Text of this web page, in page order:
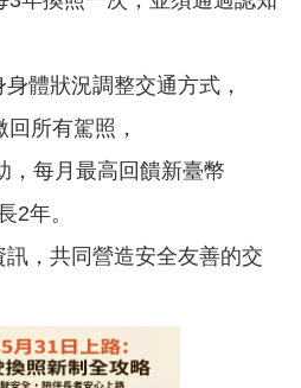
體狀況調整交通方式，
所有駕照，
，每月最高回饋新臺幣
2年。
，共同營造安全友善的交